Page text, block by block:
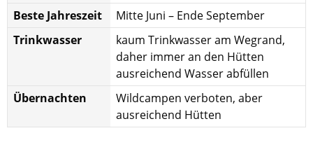
Beste Jahreszeit
Mitte Juni – Ende September
Trinkwasser
kaum Trinkwasser am Wegrand,
daher immer an den Hütten
ausreichend Wasser abfüllen
Übernachten
Wildcampen verboten, aber
ausreichend Hütten